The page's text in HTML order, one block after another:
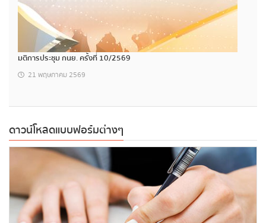
มติการประชุม กนย. ครั้งที่ 10/2569
21 พฤษภาคม 2569
ดาวน์โหลดแบบฟอร์มต่างๆ